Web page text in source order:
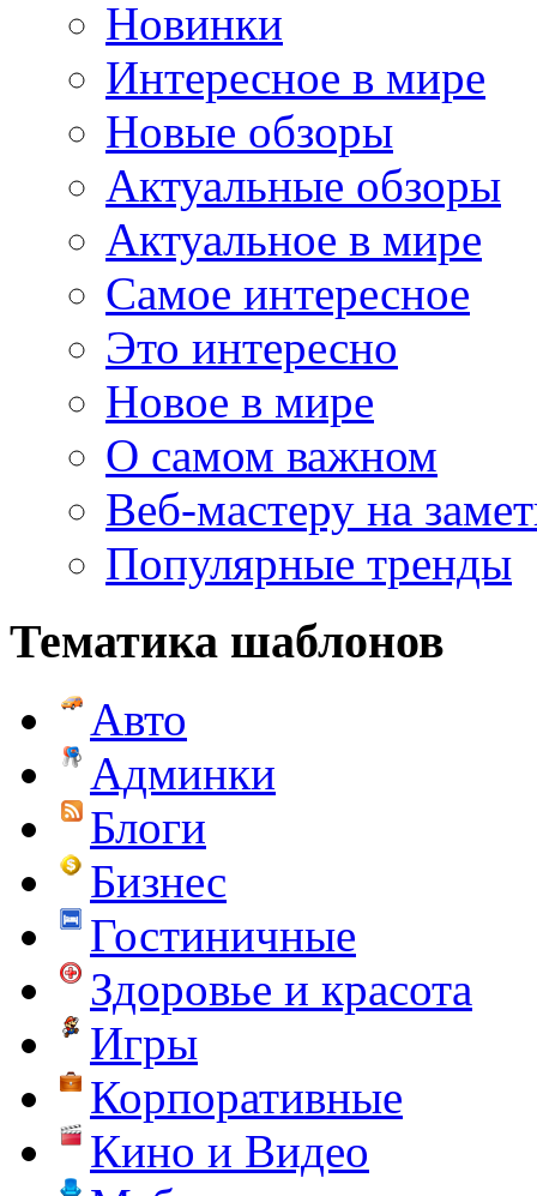
Новинки
Интересное в мире
Новые обзоры
Актуальные обзоры
Актуальное в мире
Самое интересное
Это интересно
Новое в мире
О самом важном
Веб-мастеру на
Популярные тренды
Тематика шаблонов
Авто
Админки
Блоги
Бизнес
Гостиничные
Здоровье и красота
Игры
Корпоративные
Кино и Видео